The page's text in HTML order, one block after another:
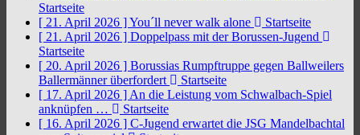
Startseite
[ 21. April 2026 ]You´ll never walk alone
Startseite
[ 21. April 2026 ] Doppelpass mit der Borussen-Jugend
Startseite
[ 20. April 2026 ] Borussias Rumpftruppe gegen Ballweilers
Ballermänner überfordert
Startseite
[ 17. April 2026 ] An die Leistung vom Schwalbach-Spiel
anknüpfen …
Startseite
[ 16. April 2026 ] C-Jugend erwartet die JSG Mandelbachtal